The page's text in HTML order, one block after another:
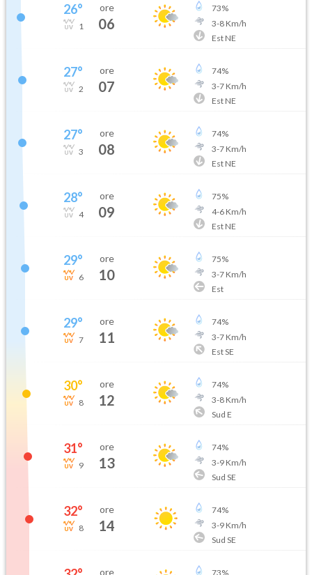
26°
1
ore
06
73%
3-8Km/h
Est NE
27°
2
ore
07
74%
3-7Km/h
Est NE
27°
3
ore
08
74%
3-7Km/h
Est NE
28°
4
ore
09
75%
4-6Km/h
Est NE
29°
6
ore
10
75%
3-7Km/h
Est
29°
7
ore
11
74%
3-7Km/h
Est SE
30°
8
ore
12
74%
3-8Km/h
Sud E
31°
9
ore
13
74%
3-9Km/h
Sud SE
32°
8
ore
14
74%
3-9Km/h
Sud SE
ore 73%